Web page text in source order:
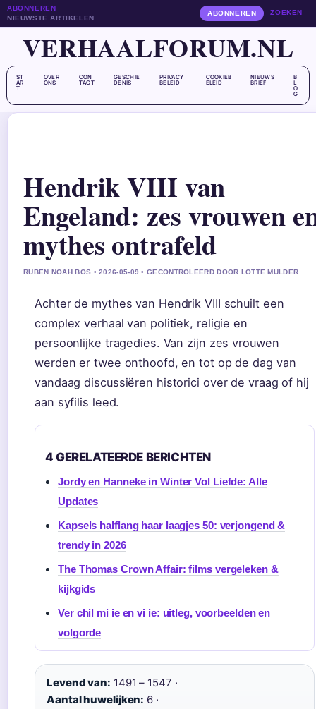
ABONNEREN
NIEUWSTE ARTIKELEN
ABONNEREN ZOEKEN
VERHAALFORUM.NL
ST
AR
T
OVER
ONS
CON
TACT
GESCHIE
DENIS
PRIVACY
BELEID
COOKIEB
ELEID
NIEUWS
BRIEF
B
L
O
G
Hendrik VIII van
Engeland: zes vrouwen
mythes ontrafeld
RUBEN NOAH BOS • 2026-05-09 • GECONTROLEERD DOOR LOTTE MULDER
Achter de mythes van Hendrik VIII schuilt een
complex verhaal van politiek, religie en
persoonlijke tragedies. Van zijn zes vrouwen
werden er twee onthoofd, en tot op de dag van
vandaag discussiëren historici over de vraag of hij
aan syfilis leed.
4 GERELATEERDE BERICHTEN
Jordy en Hanneke in Winter Vol Liefde: Alle
Updates
Kapsels halflang haar laagjes 50: verjongend &
trendy in 2026
The Thomas Crown Affair: films vergeleken &
kijkgids
Ver chil mi ie en vi ie: uitleg, voorbeelden en
volgorde
Levend van: 1491 – 1547 ·
Aantal huwelijken: 6 ·